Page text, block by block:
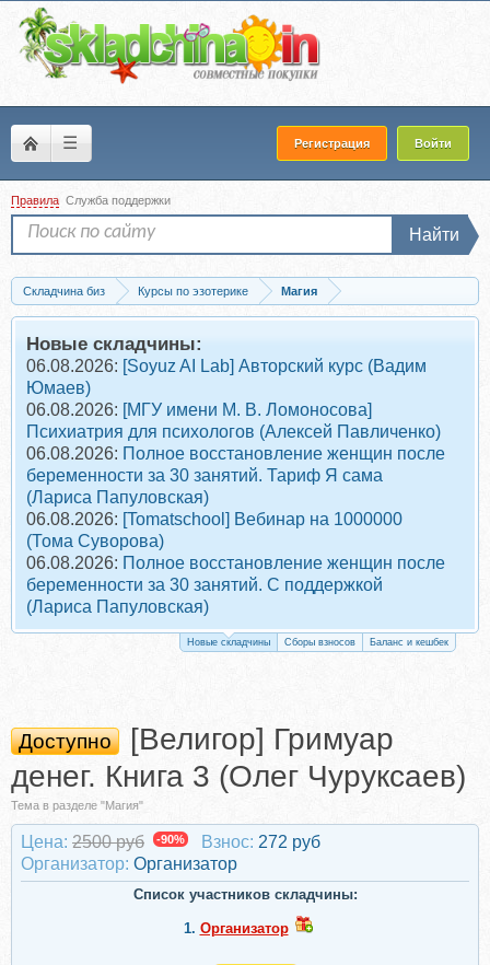
☰ Регистрация Войти
Правила Служба поддержки
Найти
Складчина биз Курсы по эзотерике
Магия
Скачать [Велигор] Гримуар денег. Книга 3 (Олег Чуруксаев)
Новые складчины:
06.08.2026: [Soyuz AI Lab] Авторский курс (Вадим
Юмаев)
06.08.2026: [МГУ имени М. В. Ломоносова]
Психиатрия для психологов (Алексей Павличенко)
06.08.2026: Полное восстановление женщин после
беременности за 30 занятий. Тариф Я сама
(Лариса Папуловская)
06.08.2026: [Tomatschool] Вебинар на 1000000
(Тома Суворова)
06.08.2026: Полное восстановление женщин после
беременности за 30 занятий. С поддержкой
(Лариса Папуловская)
Новые складчины Сборы взносов Баланс и кешбек
Доступно
[Велигор] Гримуар
денег. Книга 3 (Олег Чуруксаев)
Тема в разделе "Магия"
Цена: 2500 руб -90% Взнос: 272 руб
Организатор: Организатор
Список участников складчины:
1. Организатор